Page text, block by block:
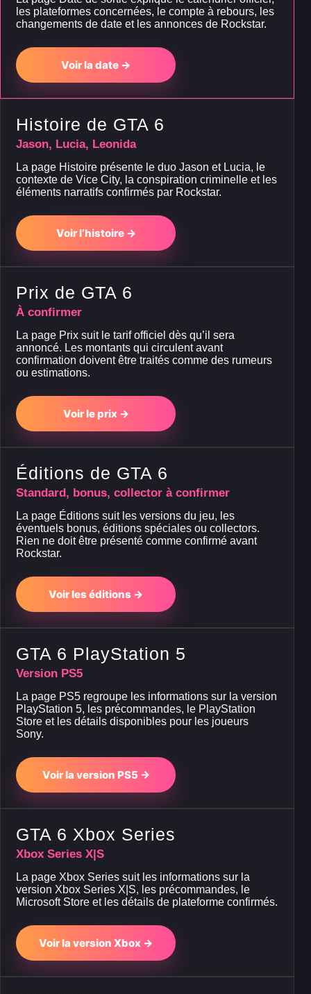
les plateformes concernées, le compte à rebours, les
changements de date et les annonces de Rockstar.
Voir la date →
Histoire de GTA 6
Jason, Lucia, Leonida
La page Histoire présente le duo Jason et Lucia, le
contexte de Vice City, la conspiration criminelle et les
éléments narratifs confirmés par Rockstar.
Voir l’histoire →
Prix de GTA 6
À confirmer
La page Prix suit le tarif officiel dès qu’il sera
annoncé. Les montants qui circulent avant
confirmation doivent être traités comme des rumeurs
ou estimations.
Voir le prix →
Éditions de GTA 6
Standard, bonus, collector à confirmer
La page Éditions suit les versions du jeu, les
éventuels bonus, éditions spéciales ou collectors.
Rien ne doit être présenté comme confirmé avant
Rockstar.
Voir les éditions →
GTA 6 PlayStation 5
Version PS5
La page PS5 regroupe les informations sur la version
PlayStation 5, les précommandes, le PlayStation
Store et les détails disponibles pour les joueurs
Sony.
Voir la version PS5 →
GTA 6 Xbox Series
Xbox Series X|S
La page Xbox Series suit les informations sur la
version Xbox Series X|S, les précommandes, le
Microsoft Store et les détails de plateforme confirmés.
Voir la version Xbox →